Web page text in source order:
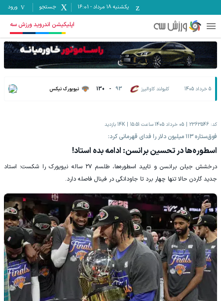
یکشنبه ۱۸ مرداد -
16:01 جستجو ورود
اپلیکیشن اندروید ورزش سه
5 خرداد 1405 کلیولند کاوالیرز 93
-
130 نیویورک نیکس
کد: 2363546 05 خرداد 1405 ساعت 15:51 14K بازدید
فوق‌ستاره ۱۱۳ میلیون‌ دلار را فدای قهرمانی کرد:
اسطوره‌ها در تحسین برانسن: ادامه بده استاد!
درخشش جیلن برانسن و تایید اسطوره‌ها، طلسم ۲۷ ساله نیویورک را شکست؛ استاد
جدید گاردن حالا تنها چهار برد تا جاودانگی در فینال فاصله دارد.